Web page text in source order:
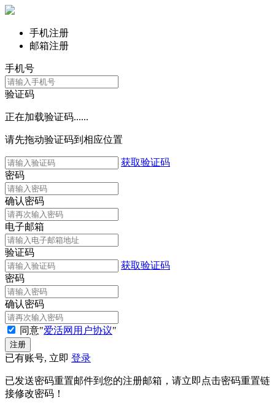
手机注册
邮箱注册
手机号
验证码
正在加载验证码......
请先拖动验证码到相应位置
获取验证码
密码
确认密码
电子邮箱
验证码
获取验证码
密码
确认密码
同意"爱活网用户协议"
已有账号, 立即 登录
已发送密码重置邮件到您的注册邮箱，请立即点击密码重置链
接修改密码！